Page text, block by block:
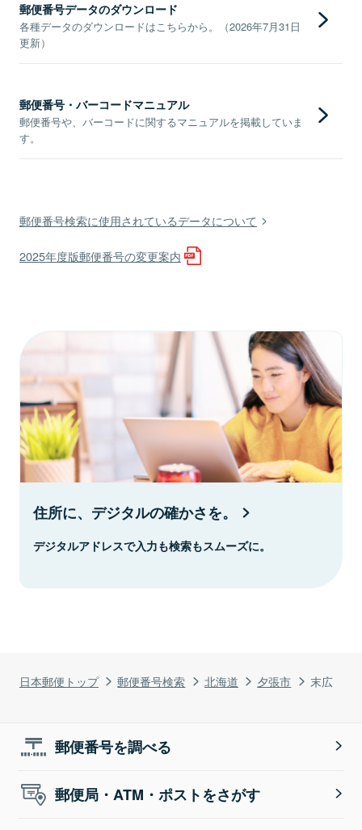
日本郵便トップ 郵便番号検索 北海道 夕張市 末広
郵便番号データのダウンロード
各種データのダウンロードはこちらから。（2026年7月31日
更新）
郵便番号・バーコードマニュアル
郵便番号や、バーコードに関するマニュアルを掲載していま
す。
郵便番号検索に使用されているデータについて
2025年度版郵便番号の変更案内
住所に、デジタルの確かさを。
デジタルアドレスで入力も検索もスムーズに。
郵便番号を調べる
郵便局・ATM・ポストをさがす